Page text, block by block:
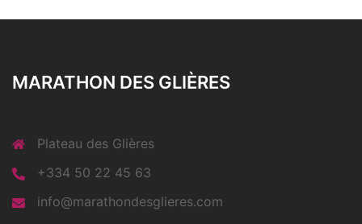
MARATHON DES GLIÈRES
Plateau des Glières
+334 50 22 45 63
info@marathondesglieres.com